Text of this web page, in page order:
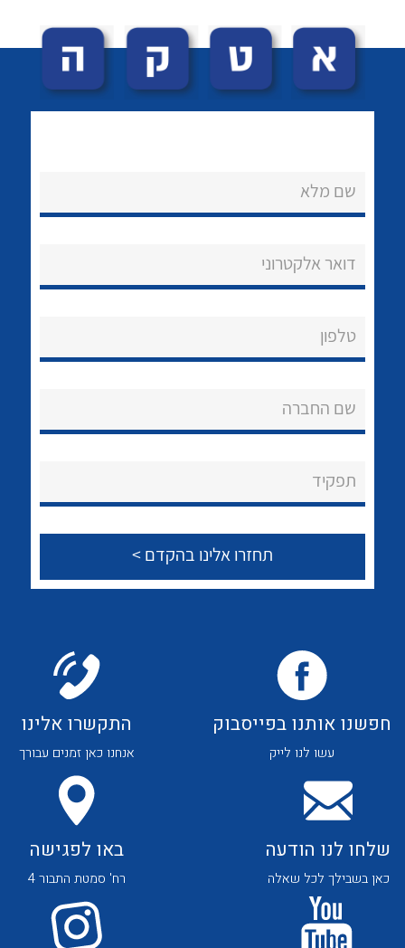
שירותי תמיכה
About Ateka Ltd.
לכל מוצרי היצרן
לכל מוצרי היצרן
לכל מוצרי היצרן לכל מוצרי היצרן
לכל מוצרי היצרן לכל מוצרי היצרן
שם מלא
דואר אלקטרוני
טלפון
שם החברה
תפקיד
חפשנו אותנו בפייסבוק
עשו לנו לייק
התקשרו אלינו
אנחנו כאן זמנים עבורך
שלחו לנו הודעה
כאן בשבילך לכל שאלה
באו לפגישה
רח' סמטת התבור 4